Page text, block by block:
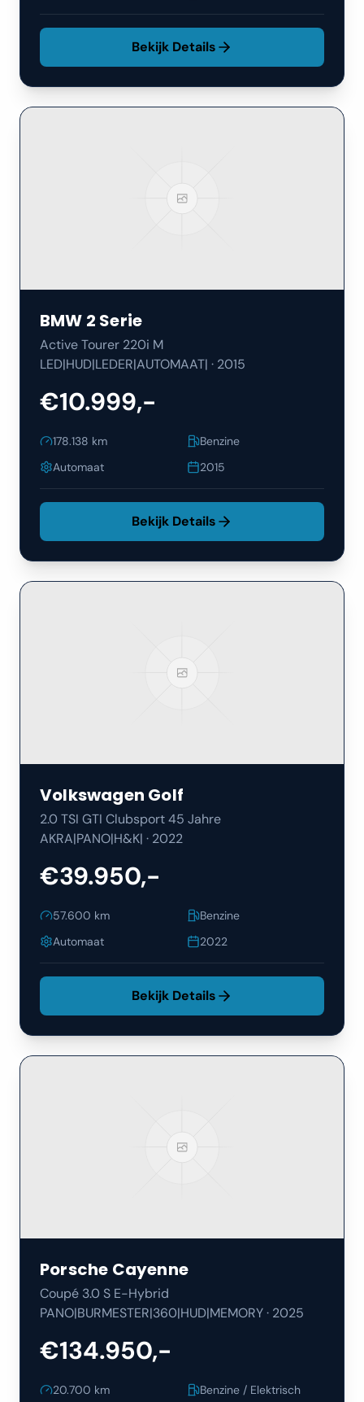
Bekijk Details
BMW 2 Serie
Active Tourer 220i M
LED|HUD|LEDER|AUTOMAAT| · 2015
€10.999,-
178.138 km
Benzine
Automaat
2015
Bekijk Details
Volkswagen Golf
2.0 TSI GTI Clubsport 45 Jahre
AKRA|PANO|H&K| · 2022
€39.950,-
57.600 km
Benzine
Automaat
2022
Bekijk Details
Porsche Cayenne
Coupé 3.0 S E-Hybrid
PANO|BURMESTER|360|HUD|MEMORY· 2025
€134.950,-
20.700 km Benzine / Elektrisch